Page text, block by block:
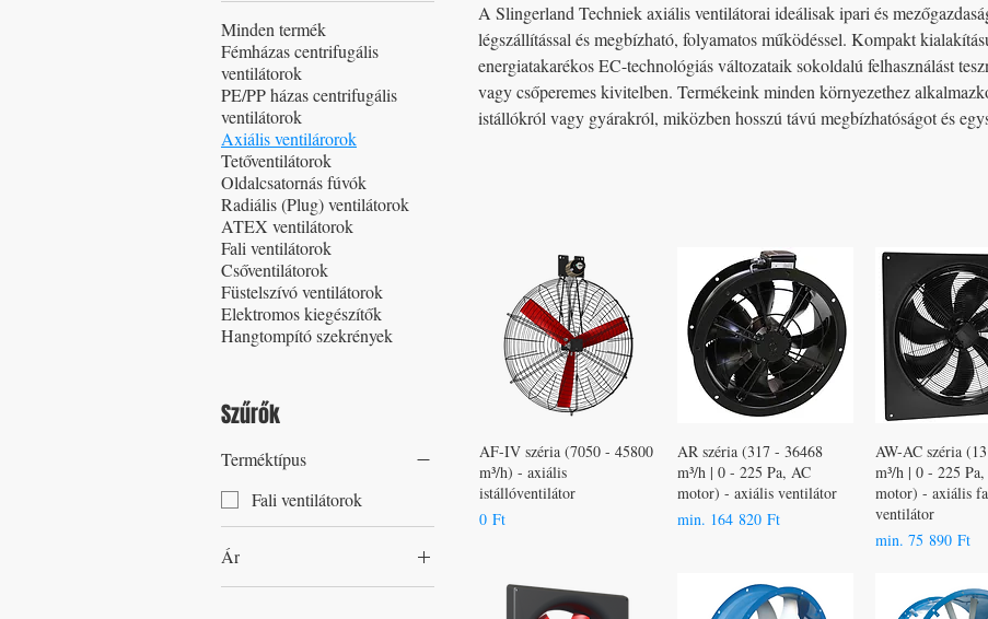
Minden termék
Fémházas centrifugális
ventilátorok
PE/PP házas centrifugális
ventilátorok
Axiális ventilárorok
Tetőventilátorok
Oldalcsatornás fúvók
Radiális (Plug) ventilátorok
ATEX ventilátorok
Fali ventilátorok
Csőventilátorok
Füstelszívó ventilátorok
Elektromos kiegészítők
Hangtompító szekrények
Szűrők
Terméktípus
Fali ventilátorok
Ár
A Slingerland Techniek axiális ventilátorai ideálisak ipari és
légszállítással és megbízható, folyamatos működéssel. Kompakt
energiatakarékos EC-technológiás változataik sokoldalú felhasználást
vagy csőperemes kivitelben. Termékeink minden környezethez
istállókról vagy gyárakról, miközben hosszú távú megbízhatóságot és
AF-IV széria (7050 - 45800
m³/h) - axiális
istállóventilátor
Ár
0 Ft
AR széria (317 - 36468
m³/h | 0 - 225 Pa, AC
motor) - axiális ventilátor
min. 164 820 Ft
Akciós ár
AW-AC széria
m³/h | 0 - 225
motor) - axiális
ventilátor
min. 75 890 Ft
Akciós ár